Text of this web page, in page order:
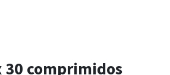
30 comprimidos